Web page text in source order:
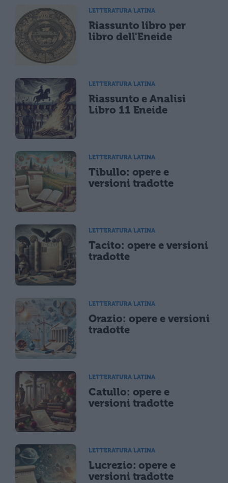
LETTERATURA LATINA
Riassunto libro per
libro dell'Eneide
LETTERATURA LATINA
Riassunto e Analisi
Libro 11 Eneide
LETTERATURA LATINA
Tibullo: opere e
versioni tradotte
LETTERATURA LATINA
Tacito: opere e versioni
tradotte
LETTERATURA LATINA
Orazio: opere e versioni
tradotte
LETTERATURA LATINA
Catullo: opere e
versioni tradotte
LETTERATURA LATINA
Lucrezio: opere e
versioni tradotte